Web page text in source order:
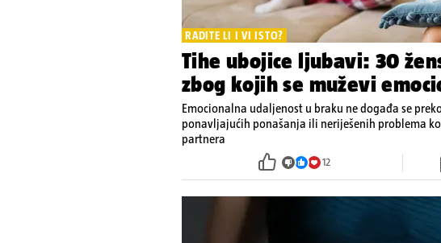
RADITE LI I VI ISTO?
Tihe ubojice ljubavi: 30
zbog kojih se muževi
Emocionalna udaljenost u braku ne događa se
ponavljajućih ponašanja ili neriješenih problema
partnera
12